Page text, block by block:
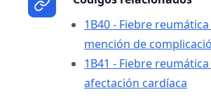
1B40 - Fiebre
mención de
1B41 - Fiebre
afectación cardíaca